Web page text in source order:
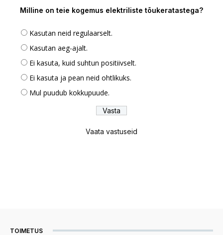
Milline on teie kogemus elektriliste tõukeratastega?
Kasutan neid regulaarselt.
Kasutan aeg-ajalt.
Ei kasuta, kuid suhtun positiivselt.
Ei kasuta ja pean neid ohtlikuks.
Mul puudub kokkupuude.
Vaata vastuseid
TOIMETUS